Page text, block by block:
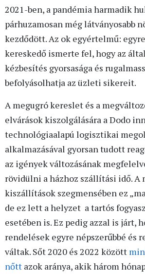
2021-ben, a pandémia harmadik
párhuzamosan még látványosabb
kezdődött. Az ok egyértelmű:
kereskedő ismerte fel, hogy az
kézbesítés gyorsasága és
befolyásolhatja az üzleti sikereit.
A megugró kereslet és a
elvárások kiszolgálására a Dodo
technológiaalapú logisztikai
alkalmazásával gyorsan tudott
az igények változásának
rövidülni a házhoz szállítási idő. A
kiszállítások szegmensében ez
de ez lett a helyzet a tartós
esetében is. Ez pedig azzal is járt,
rendelések egyre népszerűbbé és
váltak. Sőt 2020 és 2022 között
nőtt azok aránya, akik három